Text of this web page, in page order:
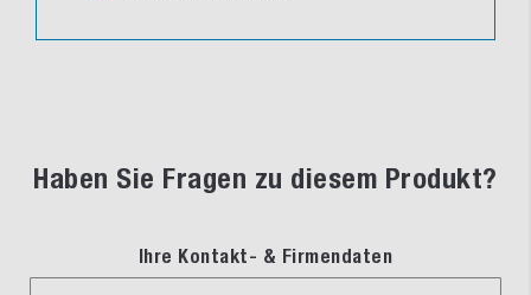
Haben Sie Fragen zu diesem Produkt?
Ihre Kontakt- & Firmendaten